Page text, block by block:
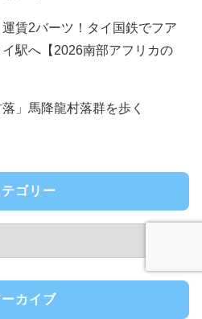
賃2バーツ！タイ国鉄でフア
駅へ【2026南部アフリカの
」馬降龍村落群を歩く
テゴリー
カイブ